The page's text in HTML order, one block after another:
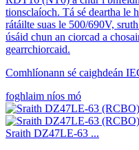
tionsclaíoch. Tá sé deartha le
rátáilte suas le 500/690V,
úsáid chun an ciorcad a
gearrchiorcaid.
Comhlíonann sé caighdeán
foghlaim níos mó
Sraith DZ47LE-63 ...